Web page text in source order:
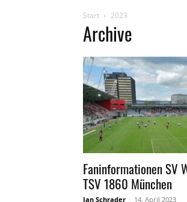
Start 2023
Archive
Faninformationen SV
TSV 1860 München
Jan Schrader - 14. April 2023